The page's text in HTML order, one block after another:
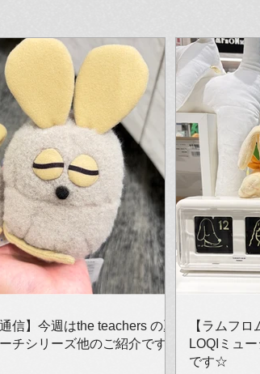
信】今週はthe teachers の夏
チシリーズ他のご紹介です
【ラムフ
LOQIミュ
です☆